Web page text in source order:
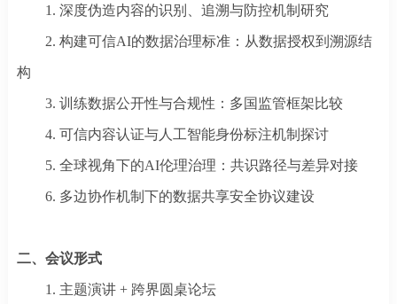
1. 深度伪造内容的识别、追溯与防控机制研究
2. 构建可信AI的数据治理标准：从数据授权到溯源结
构
3. 训练数据公开性与合规性：多国监管框架比较
4. 可信内容认证与人工智能身份标注机制探讨
5. 全球视角下的AI伦理治理：共识路径与差异对接
6. 多边协作机制下的数据共享安全协议建设
二、会议形式
1. 主题演讲 + 跨界圆桌论坛